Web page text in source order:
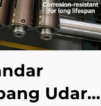
Udara,